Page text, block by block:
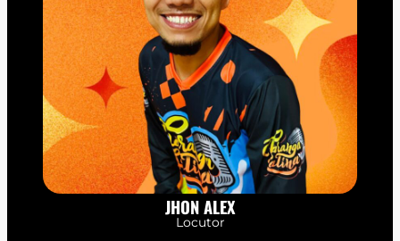
JHON ALEX
Locutor